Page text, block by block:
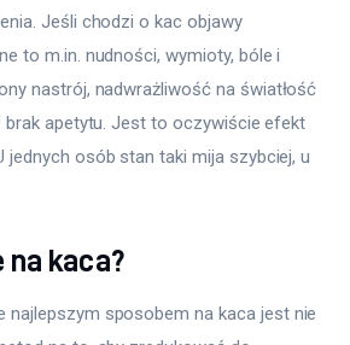
Jeśli chodzi o kac objawy
to m.in. nudności, wymioty, bóle i
nastrój, nadwrażliwość na światłość
brak apetytu. Jest to oczywiście efekt
jednych osób stan taki mija szybciej, u
na kaca?
najlepszym sposobem na kaca jest nie